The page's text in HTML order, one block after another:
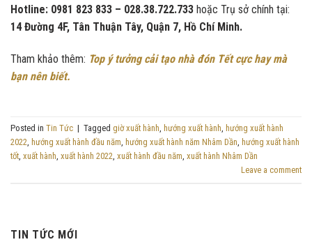
Hotline: 0981 823 833 – 028.38.722.733 hoặc Trụ sở chính tại:
14 Đường 4F, Tân Thuận Tây, Quận 7, Hồ Chí Minh.
Tham khảo thêm: Top ý tưởng cải tạo nhà đón Tết cực hay mà
bạn nên biết.
Posted in Tin Tức | Tagged giờ xuất hành, hướng xuất hành, hướng xuất hành
2022, hướng xuất hành đầu năm, hướng xuất hành năm Nhâm Dần, hướng xuất hành
tốt, xuất hành, xuất hành 2022, xuất hành đầu năm, xuất hành Nhâm Dần
Leave a comment
TIN TỨC MỚI